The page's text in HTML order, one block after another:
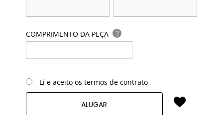
COMPRIMENTO DA PEÇA ?
Li e aceito os termos de contrato
ALUGAR